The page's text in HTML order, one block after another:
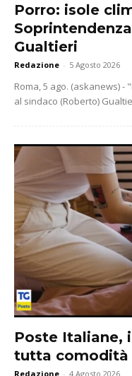
Porro: isole
Gualtieri
Redazione - 5 Agosto 2026
Roma, 5 ago. (askanews)
al sindaco (Roberto)
Poste Italiane,
tutta comodità
Redazione - 4 Agosto 2026